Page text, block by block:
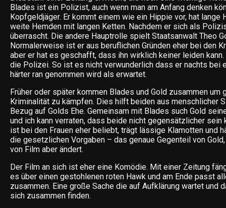
Blades ist ein Polizist, auch wenn man am Anfang denken
Kopfgeldjäger. Er kommt einem wie ein Hippie vor, hat lange
weite Hemden mit langen Ketten. Nachdem er sich als
überrascht. Die andere Hauptrolle spielt Staatsanwalt Theo
Normalerweise ist er aus beruflichen Gründen eher bei den
aber er hat es geschafft, dass ihn wirklich keiner leiden
die Polizei. So ist es nicht verwunderlich dass er nachts bei
härter ran genommen wird als erwartet.
Früher oder später kommen Blades und Gold zusammen um
Kriminalität zu kämpfen. Dies hilft beiden aus menschlicher
Bezug auf Golds Ehe. Gemeinsam mit Blades such Gold
und ich kann verraten, dass beide nicht gegensätzlicher sein
ist bei den Frauen eher beliebt, trägt lässige Klamotten und
die gesetzlichen Vorgaben – das genaue Gegenteil von
von Film aber ändert.
Der Film an sich ist eher eine Komödie. Mit einer Zeitung
es über einen gestohlenen roten Hawk und am Ende passt
zusammen. Eine große Sache die auf Aufklärung wartet und
sich zusammen finden.